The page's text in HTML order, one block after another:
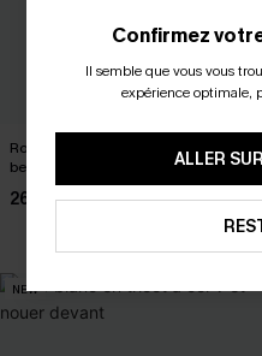
Robe cover up courte à chevrons
beige en tricot
26,00 €32,00 €
NEW
Confirmez
Il semble que vous vous
expérience optimale,
ALLER